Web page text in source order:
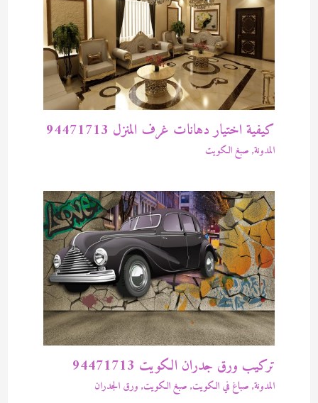
كيفية اختيار دهانات غرف المنزل 94471713
المدونة, صبغ الكويت
تركيب ورق جدران الكويت 94471713
المدونة, صباغ في الكويت, صبغ الكويت, ورق الجدران